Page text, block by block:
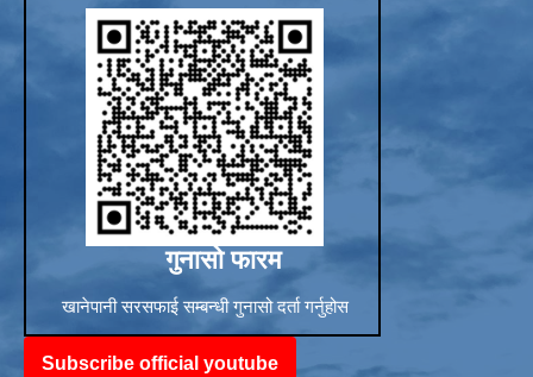
गुनासो फारम
खानेपानी सरसफाई सम्बन्धी गुनासो दर्ता गर्नुहोस
Subscribe official youtube